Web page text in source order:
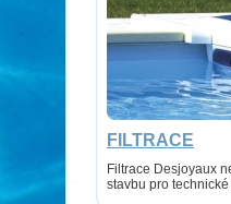
FILTRACE
Filtrace Desjoyaux
stavbu pro